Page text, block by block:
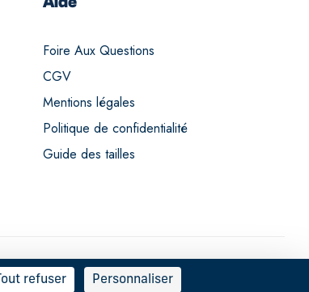
Foire Aux Questions
CGV
Mentions légales
Politique de confidentialité
Guide des tailles
Tout refuser Personnaliser